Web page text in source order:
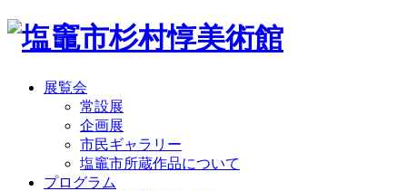
展覧会
常設展
企画展
市民ギャラリー
塩竈市所蔵作品について
プログラム